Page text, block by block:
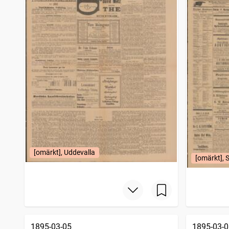
Borås tidning
2 435
träffar
Södermanlands läns tidning
2 403
träffar
Barometern
2 386
träffar
Tidning för Falu län och stad
2 366
träffar
Gotlandsposten
2 346
träffar
Trollhättans tidning (Vänersborg : 1903)
2 283
träffar
Höganäs tidning
2 270
träffar
Karlskrona weckoblad
2 227
träffar
Eskilstunakuriren
2 202
träffar
Göteborgs dagblad (1918)
2 188
träffar
Karlshamn
1 969
träffar
Trelleborgs allehanda
1 960
träffar
Motala tidning (1868)
1 942
träffar
Bohusläningen
träffar
1 892
1 861
Örnsköldsviksposten
1 861
träffar
[omärkt], Uddevalla
[omärkt],
1895-03-05
1895-03-